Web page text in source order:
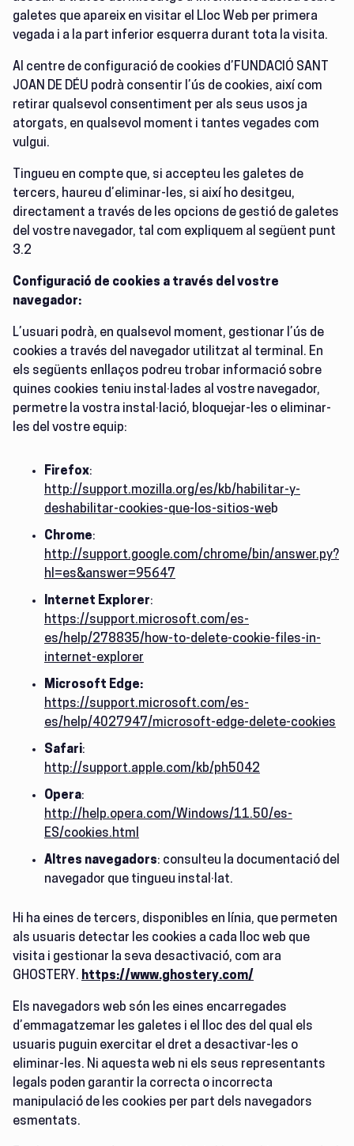
galetes que apareix en visitar el Lloc Web per primera
vegada i a la part inferior esquerra durant tota la visita.
Al centre de configuració de cookies d’FUNDACIÓ SANT
JOAN DE DÉU podrà consentir l’ús de cookies, així com
retirar qualsevol consentiment per als seus usos ja
atorgats, en qualsevol moment i tantes vegades com
vulgui.
Tingueu en compte que, si accepteu les galetes de
tercers, haureu d’eliminar-les, si així ho desitgeu,
directament a través de les opcions de gestió de galetes
del vostre navegador, tal com expliquem al següent punt
3.2
Configuració de cookies a través del vostre
navegador:
L’usuari podrà, en qualsevol moment, gestionar l’ús de
cookies a través del navegador utilitzat al terminal. En
els següents enllaços podreu trobar informació sobre
quines cookies teniu instal·lades al vostre navegador,
permetre la vostra instal·lació, bloquejar-les o eliminar-
les del vostre equip:
Firefox:
http://support.mozilla.org/es/kb/habilitar-y-
deshabilitar-cookies-que-los-sitios-web
Chrome:
http://support.google.com/chrome/bin/answer.py?
hl=es&answer=95647
Internet Explorer:
https://support.microsoft.com/es-
es/help/278835/how-to-delete-cookie-files-in-
internet-explorer
Microsoft Edge:
https://support.microsoft.com/es-
es/help/4027947/microsoft-edge-delete-cookies
Safari:
http://support.apple.com/kb/ph5042
Opera:
http://help.opera.com/Windows/11.50/es-
ES/cookies.html
Altres navegadors: consulteu la documentació del
navegador que tingueu instal·lat.
Hi ha eines de tercers, disponibles en línia, que permeten
als usuaris detectar les cookies a cada lloc web que
visita i gestionar la seva desactivació, com ara
GHOSTERY. https://www.ghostery.com/
Els navegadors web són les eines encarregades
d’emmagatzemar les galetes i el lloc des del qual els
usuaris puguin exercitar el dret a desactivar-les o
eliminar-les. Ni aquesta web ni els seus representants
legals poden garantir la correcta o incorrecta
manipulació de les cookies per part dels navegadors
esmentats.